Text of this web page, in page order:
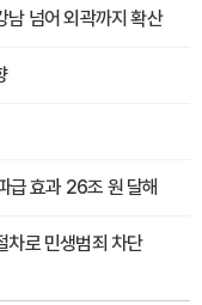
넘어 외곽까지 확산
급 효과 26조 원 달해
차로 민생범죄 차단